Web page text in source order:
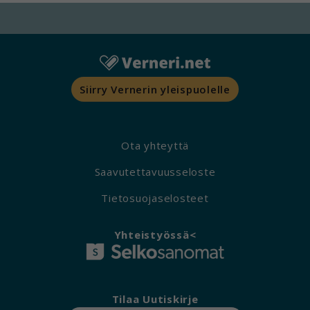
Siirry Vernerin yleispuolelle
Ota yhteyttä
Saavutettavuusseloste
Tietosuojaselosteet
Yhteistyössä<
Tilaa Uutiskirje